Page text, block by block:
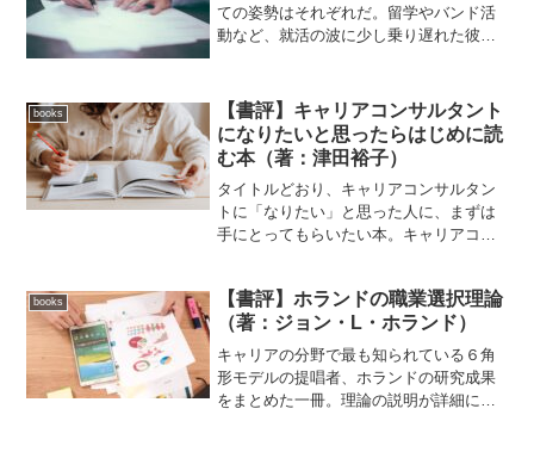
ての姿勢はそれぞれだ。留学やバンド活
動など、就活の波に少し乗り遅れた彼
ものを優先するもの、それぞれの選択が
少しずつ明らかになっていく...
books
【書評】キャリアコンサルタント
になりたいと思ったらはじめに読
む本（著：津田裕子）
タイトルどおり、キャリアコンサルタン
トに「なりたい」と思った人に、まずは
手にとってもらいたい本。キャリアコン
ントが、読みやすくまとめられている。
見開き２ページに１トピッ...
books
【書評】ホランドの職業選択理論
（著：ジョン・L・ホランド）
キャリアの分野で最も知られている６角
形モデルの提唱者、ホランドの研究成果
をまとめた一冊。理論の説明が詳細に行